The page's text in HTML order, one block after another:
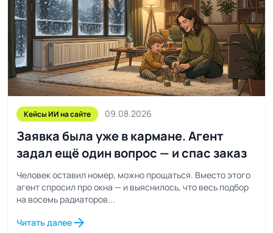
Кейсы ИИ на сайте 09.08.2026
Заявка была уже в кармане. Агент
задал ещё один вопрос — и спас заказ
Человек оставил номер, можно прощаться. Вместо этого
агент спросил про окна — и выяснилось, что весь подбор
на восемь радиаторов...
Читать далее arrow_forward